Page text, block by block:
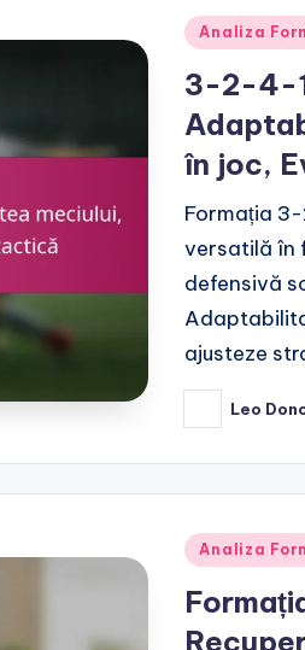
Posted
Analiza
3-2-4-
în joc,
Formația
versatilă în
defensivă
ajusteze
Posted
by
Leo
Posted
Analiza